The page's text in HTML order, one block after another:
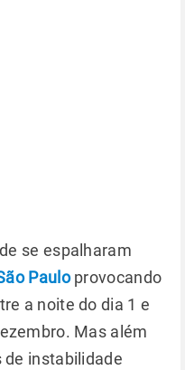
se espalharam
Pauloprovocando
a noite do dia 1 e
Mas além
de instabilidade